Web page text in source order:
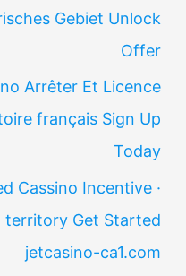
Gebiet Unlock
Offer
Arrêter Et Licence
français Sign Up
Today
Cassino Incentive ·
territory Get Started
jetcasino-ca1.com